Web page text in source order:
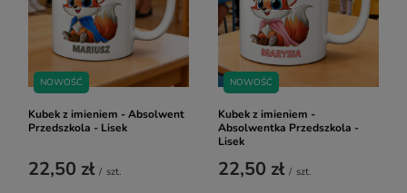
NOWOŚĆ
Kubek z imieniem - Absolwent
Przedszkola - Lisek
22,50 zł / szt.
NOWOŚĆ
Kubek z imieniem -
Absolwentka Przedszkola -
Lisek
22,50 zł / szt.